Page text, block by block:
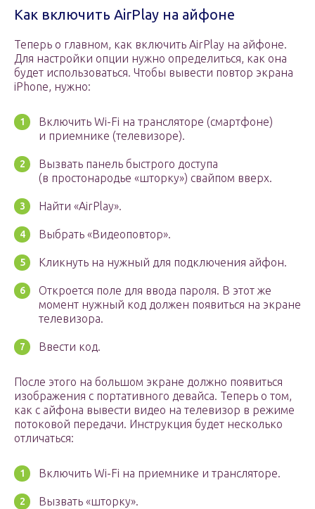
Как включить AirPlay на айфоне
Теперь о главном, как включить AirPlay на айфоне.
Для настройки опции нужно определиться, как она
будет использоваться. Чтобы вывести повтор экрана
iPhone, нужно:
Включить Wi-Fi на трансляторе (смартфоне)
и приемнике (телевизоре).
Вызвать панель быстрого доступа
(в простонародье «шторку») свайпом вверх.
Найти «AirPlay».
Выбрать «Видеоповтор».
Кликнуть на нужный для подключения айфон.
Откроется поле для ввода пароля. В этот же
момент нужный код должен появиться на экране
телевизора.
Ввести код.
После этого на большом экране должно появиться
изображения с портативного девайса. Теперь о том,
как с айфона вывести видео на телевизор в режиме
потоковой передачи. Инструкция будет несколько
отличаться:
Включить Wi-Fi на приемнике и трансляторе.
Вызвать «шторку».